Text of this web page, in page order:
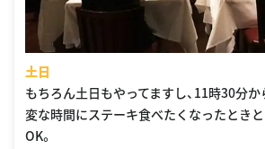
土日
もちろん土日もやってますし、11時30分
変な時間にステーキ食べたくなったとき
OK。